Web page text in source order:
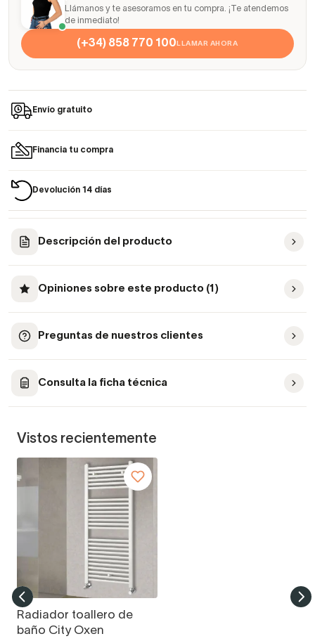
Llámanos y te asesoramos en tu compra. ¡Te atendemos
de inmediato!
(+34) 858 770 100LLAMAR AHORA
Envío gratuito
Financia tu compra
Devolución 14 días
Descripción del producto
Opiniones sobre este producto (1)
Preguntas de nuestros clientes
Consulta la ficha técnica
Vistos recientemente
Radiador toallero de
baño City Oxen